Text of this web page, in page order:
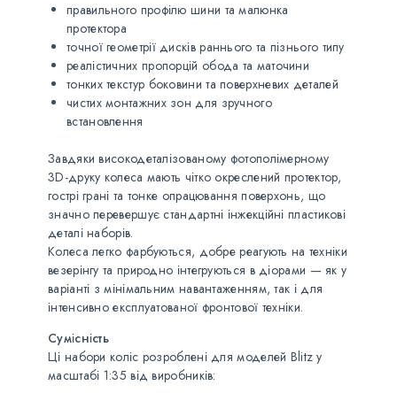
правильного профілю шини та малюнка
протектора
точної геометрії дисків раннього та пізнього типу
реалістичних пропорцій обода та маточини
тонких текстур боковини та поверхневих деталей
чистих монтажних зон для зручного
встановлення
Завдяки високодеталізованому фотополімерному
3D-друку колеса мають чітко окреслений протектор,
гострі грані та тонке опрацювання поверхонь, що
значно перевершує стандартні інжекційні пластикові
деталі наборів.
Колеса легко фарбуються, добре реагують на техніки
везерінгу та природно інтегруються в діорами — як у
варіанті з мінімальним навантаженням, так і для
інтенсивно експлуатованої фронтової техніки.
Сумісність
Ці набори коліс розроблені для моделей Blitz у
масштабі 1:35 від виробників: